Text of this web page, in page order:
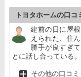
トヨタホームの口コ
建前の日に屋
えられた、住
勝手が良すぎ
とに話し合っている
その他の口コミ